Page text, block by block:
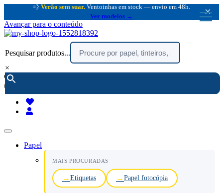
💨 Verão sem suar. Ventoinhas em stock — envio em 48h.
Ver modelos →
×
Avançar para o conteúdo
Pesquisar produtos...
×
encomendar por telefone :
(chamada rede fixa nacional)
Papel
MAIS PROCURADAS
Etiquetas Papel fotocópia